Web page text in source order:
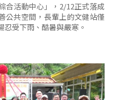
合活動中心」，2/12正式落成
公共空間，長輩上的文健站僅
受下雨、酷暑與嚴寒。